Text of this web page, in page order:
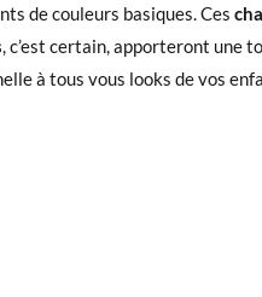
de couleurs basiques. Ces
, c’est certain, apporteront une
à tous vous looks de vos
veuillez vous rendre sur notre
pour l'achat. Une étiquette de